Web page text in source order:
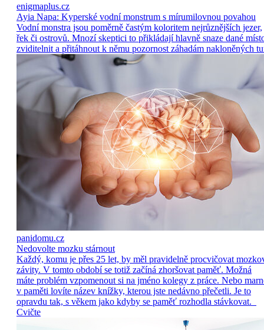
enigmaplus.cz
Ayia Napa: Kyperské vodní monstrum s mírumilovnou povahou
Vodní monstra jsou poměrně častým koloritem nejrůznějších jezer,
řek či ostrovů. Mnozí skeptici to přikládají hlavně snaze dané
zviditelnit a přitáhnout k němu pozornost záhadám nakloněných
panidomu.cz
Nedovolte mozku stárnout
Každý, komu je přes 25 let, by měl pravidelně procvičovat
závity. V tomto období se totiž začíná zhoršovat paměť. Možná
máte problém vzpomenout si na jméno kolegy z práce. Nebo
v paměti lovíte název knížky, kterou jste nedávno přečetli. Je to
opravdu tak, s věkem jako kdyby se paměť rozhodla stávkovat.
Cvičte